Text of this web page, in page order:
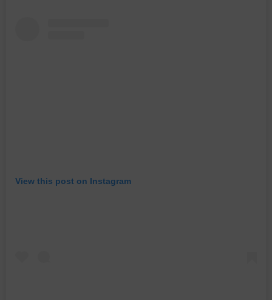
View this post on Instagram